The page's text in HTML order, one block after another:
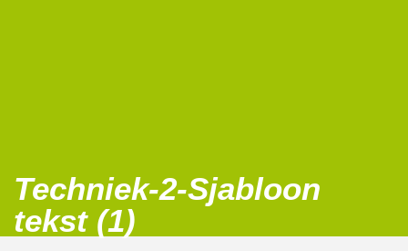
Techniek-2-Sjabloon
tekst (1)